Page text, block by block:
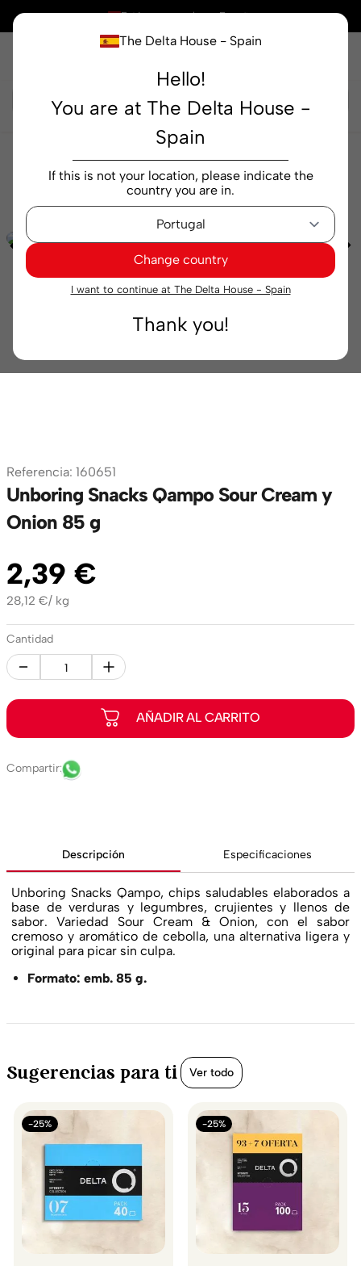
The Delta House - Spain
Hello!
You are at The Delta House -
Spain
If this is not your location, please indicate the
country you are in.
Change country
I want to continue at The Delta House - Spain
Thank you!
× Está comprando en España
Alimentación Snacks
Unboring Snacks Qampo
Sour Cream y Onion 85 g
Referencia: 160651
Unboring Snacks Qampo Sour Cream y
Onion 85 g
2,39 €
28,12 €/ kg
Cantidad
Descripción Especificaciones
Unboring Snacks Qampo, chips saludables elaborados a
base de verduras y legumbres, crujientes y llenos de
sabor. Variedad Sour Cream & Onion, con el sabor
cremoso y aromático de cebolla, una alternativa ligera y
original para picar sin culpa.
Formato: emb. 85 g.
Sugerencias para ti Ver todo
-25% -25%